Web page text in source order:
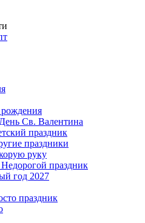
День Св. Валентина
праздник
праздники
руку
Недорогой праздник
год 2027
праздник